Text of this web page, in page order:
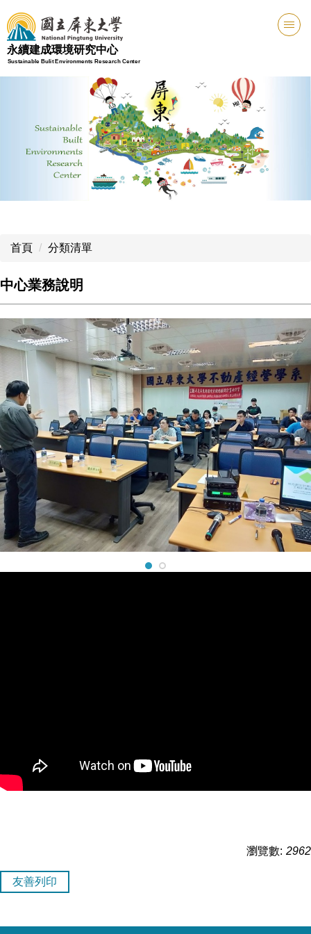
跳
到
主
要
內
永續建成環境研究中心
Sustainable Bulit Environments Research Center
首頁 分類清單
中心業務說明
瀏覽數: 2962
友善列印